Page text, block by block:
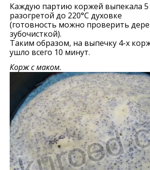
Каждую партию коржей выпекала 5
разогретой до 220°С духовке
(готовность можно проверить
зубочисткой).
Таким образом, на выпечку 4-х
ушло всего 10 минут.
Корж с маком.